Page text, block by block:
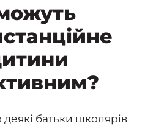
батьки школярів